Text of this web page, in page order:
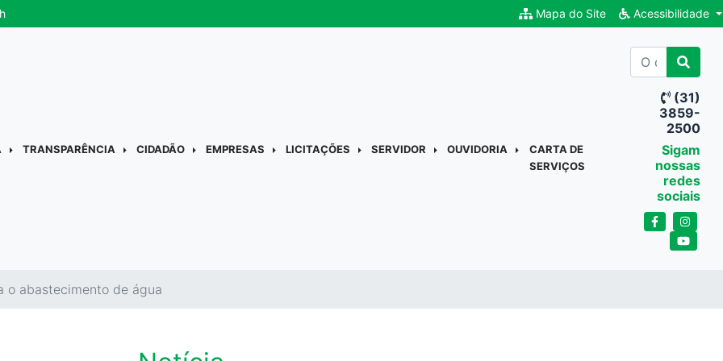
Mapa do Site Acessibilidade
TRANSPARÊNCIA CIDADÃO EMPRESAS LICITAÇÕES SERVIDOR OUVIDORIA CARTA DE
SERVIÇOS
(31)
3859-
2500
Sigam
nossas
redes
sociais
o abastecimento de água